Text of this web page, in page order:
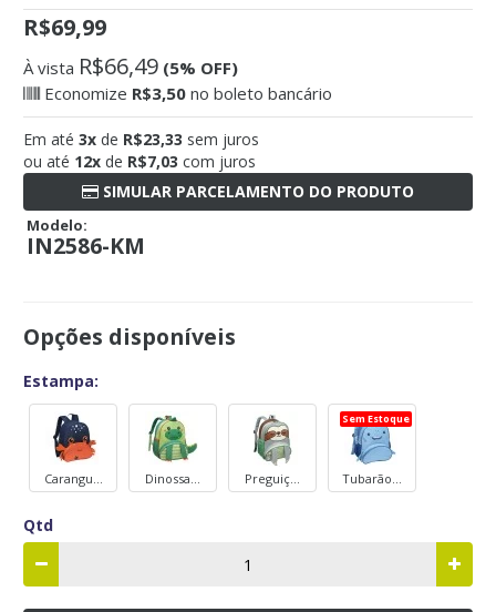
R$69,99
À vista R$66,49 (5% OFF)
Economize R$3,50 no boleto bancário
Em até 3x de R$23,33 sem juros
ou até 12x de R$7,03 com juros
SIMULAR PARCELAMENTO DO PRODUTO
Modelo:
IN2586-KM
Opções disponíveis
Estampa:
Carangu... Dinossa... Preguiç...
Sem Estoque
Tubarão...
Qtd